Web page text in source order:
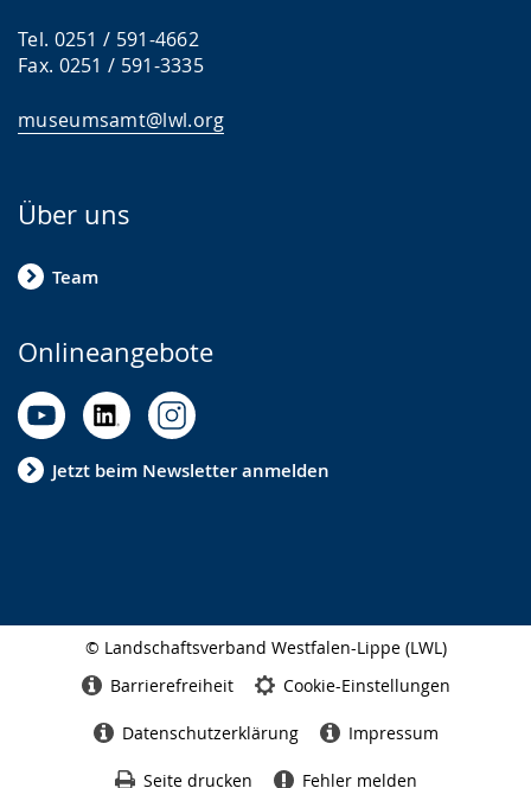
Tel. 0251 / 591-4662
Fax. 0251 / 591-3335
museumsamt@lwl.org
Über uns
Team
Onlineangebote
Jetzt beim Newsletter anmelden
© Landschaftsverband Westfalen-Lippe (LWL)
Barrierefreiheit Cookie-Einstellungen
Datenschutzerklärung Impressum
Seite drucken Fehler melden